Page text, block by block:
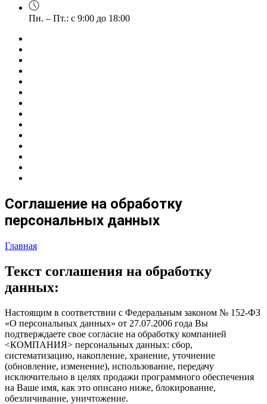
Пн. – Пт.: с 9:00 до 18:00
Соглашение на обработку
персональных данных
Главная
Текст соглашения на обработку
данных:
Настоящим в соответствии с Федеральным законом № 152-ФЗ
«О персональных данных» от 27.07.2006 года Вы
подтверждаете свое согласие на обработку компанией
<КОМПАНИЯ> персональных данных: сбор,
систематизацию, накопление, хранение, уточнение
(обновление, изменение), использование, передачу
исключительно в целях продажи программного обеспечения
на Ваше имя, как это описано ниже, блокирование,
обезличивание, уничтожение.